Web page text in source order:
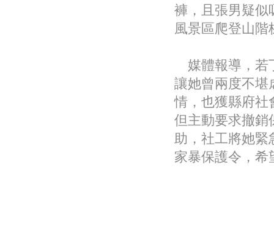
褲，且張男疑似
風景區爬登山
媒體報導，若
讓她曾兩度不堪
情，也獲縣府社
但主動要求撤銷
助，社工將她緊
家暴保護令，